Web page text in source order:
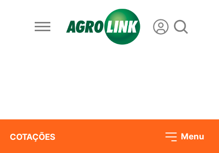
COTAÇÕES Menu